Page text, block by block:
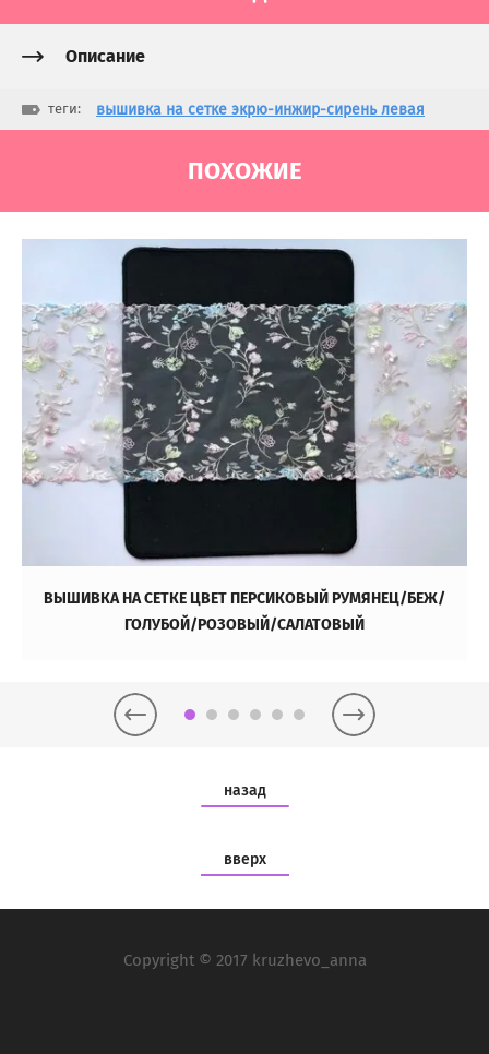
Описание
теги: вышивка на сетке экрю-инжир-сирень левая
ПОХОЖИЕ
ВЫШИВКА НА СЕТКЕ ЦВЕТ ПЕРСИКОВЫЙ РУМЯНЕЦ/БЕЖ/
ГОЛУБОЙ/РОЗОВЫЙ/САЛАТОВЫЙ
назад
вверх
Copyright © 2017 kruzhevo_anna